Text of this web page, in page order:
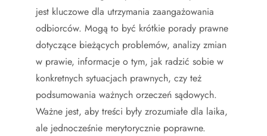
jest kluczowe dla utrzymania zaangażowania
odbiorców. Mogą to być krótkie porady prawne
dotyczące bieżących problemów, analizy zmian
w prawie, informacje o tym, jak radzić sobie w
konkretnych sytuacjach prawnych, czy też
podsumowania ważnych orzeczeń sądowych.
Ważne jest, aby treści były zrozumiałe dla laika,
ale jednocześnie merytorycznie poprawne.